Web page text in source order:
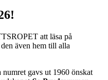
att läsa på
även hem till alla
gavs ut 1960 önskat